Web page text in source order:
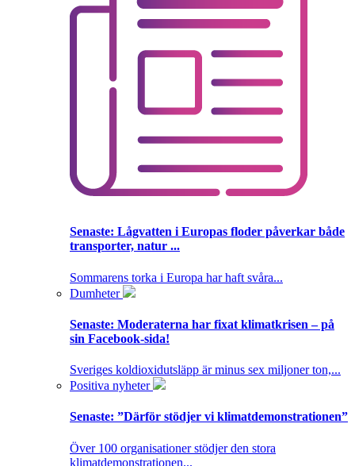
Senaste: Lågvatten i Europas floder påverkar både
transporter, natur ...
Sommarens torka i Europa har haft svåra...
Dumheter
Senaste: Moderaterna har fixat klimatkrisen – på
sin Facebook-sida!
Sveriges koldioxidutsläpp är minus sex miljoner ton,...
Positiva nyheter
Senaste: ”Därför stödjer vi klimatdemonstrationen”
Över 100 organisationer stödjer den stora
klimatdemonstrationen...